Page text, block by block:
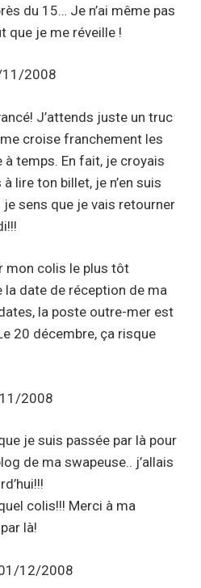
du 15… Je n’ai même pas
que je me réveille !
2008
J’attends juste un truc
croise franchement les
temps. En fait, je croyais
lire ton billet, je n’en suis
sens que je vais retourner
mon colis le plus tôt
date de réception de ma
la poste outre-mer est
20 décembre, ça risque
2008
je suis passée par là pour
de ma swapeuse.. j’allais
colis!!! Merci à ma
là!
12/2008